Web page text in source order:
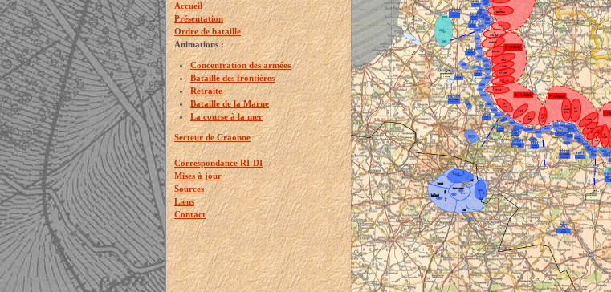
Accueil
Présentation
Ordre de bataille
Animations :
Concentration des armées
Bataille des frontières
Retraite
Bataille de la Marne
La course à la mer
Secteur de Craonne
Correspondance RI-DI
Mises à jour
Sources
Liens
Contact